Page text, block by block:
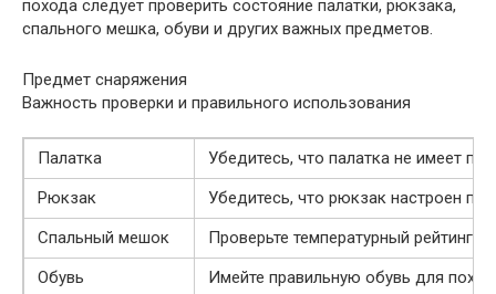
похода следует проверить состояние палатки, рюкзака,
спального мешка, обуви и других важных предметов.
Предмет снаряжения
Важность проверки и правильного использования
Палатка
Убедитесь, что палатка не имеет
Рюкзак
Убедитесь, что рюкзак настроен
Спальный мешок
Проверьте температурный рейтинг
Обувь
Имейте правильную обувь для